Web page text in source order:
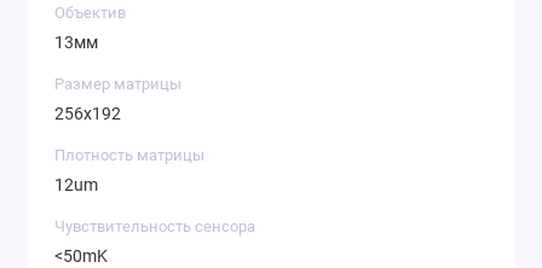
Объектив
13мм
Размер матрицы
256x192
Плотность матрицы
12um
Чувствительность сенсора
<50mK